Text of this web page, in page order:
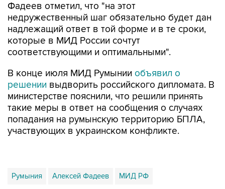
Фадеев отметил, что "на этот
недружественный шаг обязательно будет дан
надлежащий ответ в той форме и в те сроки,
которые в МИД России сочтут
соответствующими и оптимальными".
В конце июля МИД Румынии объявил о
решении выдворить российского дипломата. В
министерстве пояснили, что решили принять
такие меры в ответ на сообщения о случаях
попадания на румынскую территорию БПЛА,
участвующих в украинском конфликте.
Румыния Алексей Фадеев МИД РФ